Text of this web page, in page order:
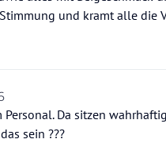
und kramt alle die
Da sitzen
sein ???